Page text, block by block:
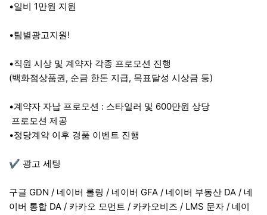
•일비 1만원 지원
•팀별광고지원!
•직원 시상 및 계약자 각종 프로모션 진행
(백화점상품권, 순금 한돈 지급, 목표달성 시상금 등)
•계약자 자납 프로모션 : 스타일러 및 600만원 상당
프로모션 제공
•정당계약 이후 경품 이벤트 진행
✔️ 광고 세팅
구글 GDN / 네이버 롤링 / 네이버 GFA / 네이버 부동산 DA / 네
이버 통합 DA / 카카오 모먼트 / 카카오비즈 / LMS 문자 / 네이